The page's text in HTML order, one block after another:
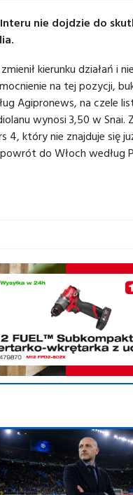
nie dojdzie do
kierunku działań i
na tej pozycji,
Agipronews, na czele
wynosi 3,50 w Snai.
4, który nie znajduje się
do Włoch według